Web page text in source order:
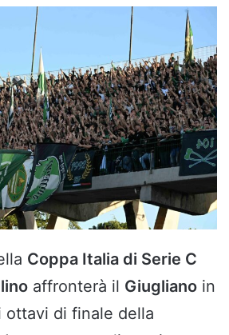
Coppa Italia di Serie C
affronterà il Giugliano in
ottavi di finale della